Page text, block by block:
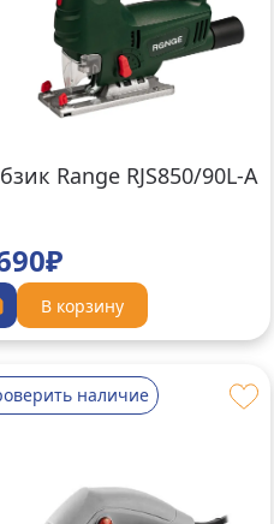
Range RJS850/90L-A
В корзину
наличие